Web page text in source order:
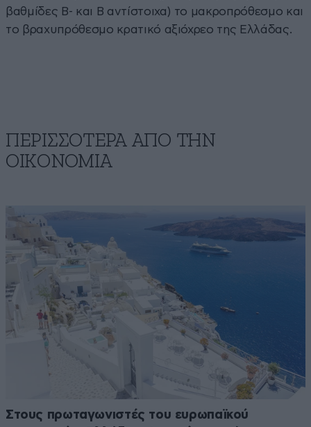
βαθμίδες Β- και Β αντίστοιχα) το μακροπρόθεσμο και
το βραχυπρόθεσμο κρατικό αξιόχρεο της Ελλάδας.
ΠΕΡΙΣΣΟΤΕΡΑ ΑΠΟ ΤΗΝ
ΟΙΚΟΝΟΜΙΑ
Στους πρωταγωνιστές του ευρωπαϊκού